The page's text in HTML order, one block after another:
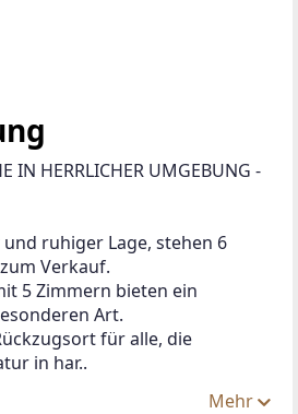
IN HERRLICHER UMGEBUNG -
ruhiger Lage, stehen 6
Verkauf.
5 Zimmern bieten ein
Art.
für alle, die
in har..
Mehr